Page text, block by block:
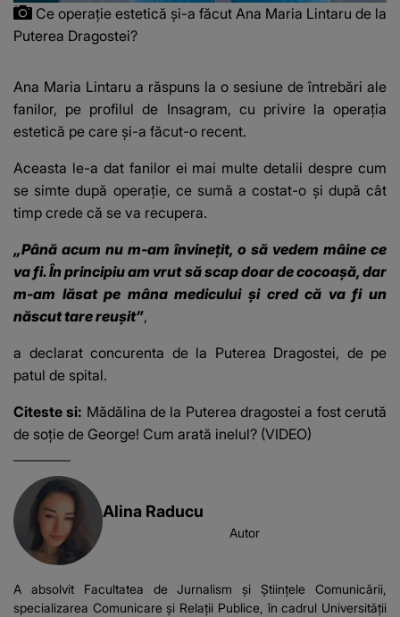
Ce operație estetică și-a făcut Ana Maria Lintaru de la
Puterea Dragostei?
Ana Maria Lintaru a răspuns la o sesiune de întrebări ale
fanilor, pe profilul de Insagram, cu privire la operația
estetică pe care și-a făcut-o recent.
Aceasta le-a dat fanilor ei mai multe detalii despre cum
se simte după operație, ce sumă a costat-o și după cât
timp crede că se va recupera.
„Până acum nu m-am învinețit, o să vedem mâine ce
va fi. În principiu am vrut să scap doar de cocoașă, dar
m-am lăsat pe mâna medicului și cred că va fi un
născut tare reușit”,
a declarat concurenta de la Puterea Dragostei, de pe
patul de spital.
Citeste si: Mădălina de la Puterea dragostei a fost cerută
de soție de George! Cum arată inelul? (VIDEO)
Alina Raducu
Autor
A absolvit Facultatea de Jurnalism și Științele Comunicării,
specializarea Comunicare și Relații Publice, în cadrul Universității